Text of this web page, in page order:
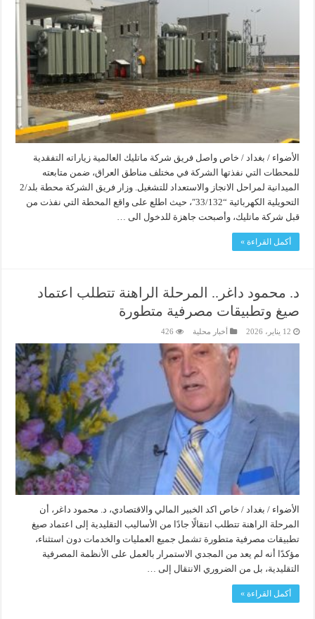
الأضواء / بغداد / خاص واصل فريق شركة ماتليك العالمية زياراته التفقدية
للمحطات التي نفذتها الشركة في مختلف مناطق العراق، ضمن متابعته
الميدانية لمراحل الانجاز والاستعداد للتشغيل. وزار فريق الشركة محطة بلد/2
التحويلية الكهربائية “33/132″، حيث اطلع على واقع المحطة التي نفذت من
قبل شركة ماتليك، وأصبحت جاهزة للدخول الى …
أكمل القراءة »
د. محمود داغر.. المرحلة الراهنة تتطلب اعتماد
صيغ وتطبيقات مصرفية متطورة
12 يناير، 2026 أخبار محلية 426
الأضواء / بغداد / خاص اكد الخبير المالي والاقتصادي، د. محمود داغر، أن
المرحلة الراهنة تتطلب انتقالًا جادًا من الأساليب التقليدية إلى اعتماد صيغ
تطبيقات مصرفية متطورة تشمل جميع العمليات والخدمات دون استثناء،
مؤكدًا أنه لم يعد من المجدي الاستمرار بالعمل على الأنظمة المصرفية
التقليدية، بل من الضروري الانتقال إلى …
أكمل القراءة »